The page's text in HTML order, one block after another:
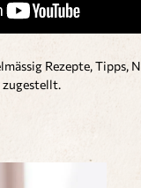
Rezepte, Tipps,